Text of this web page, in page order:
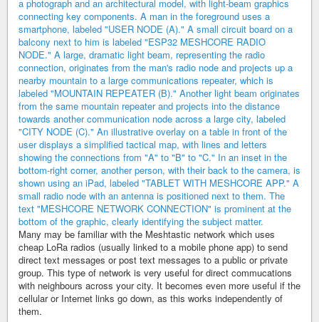
Many may be familiar with the Meshtastic network which uses
cheap LoRa radios (usually linked to a mobile phone app) to send
direct text messages or post text messages to a public or private
group. This type of network is very useful for direct commucations
with neighbours across your city. It becomes even more useful if the
cellular or Internet links go down, as this works independently of
them.